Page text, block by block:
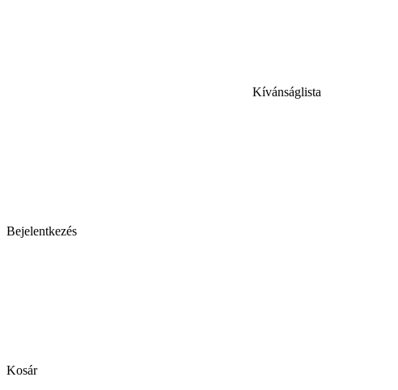
Kívánságlista
Bejelentkezés
Kosár